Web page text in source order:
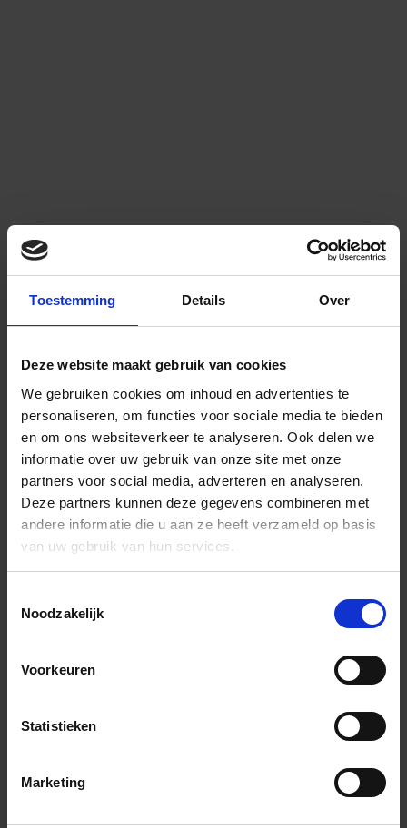
Toestemming Details Over
Deze website maakt gebruik van cookies
We gebruiken cookies om inhoud en advertenties te
personaliseren, om functies voor sociale media te bieden
en om ons websiteverkeer te analyseren. Ook delen we
informatie over uw gebruik van onze site met onze
partners voor social media, adverteren en analyseren.
Deze partners kunnen deze gegevens combineren met
andere informatie die u aan ze heeft verzameld op basis
van uw gebruik van hun services.
Noodzakelijk
Voorkeuren
Statistieken
Marketing